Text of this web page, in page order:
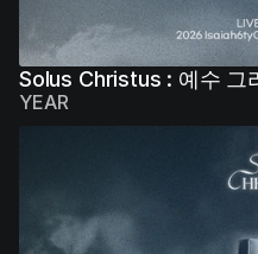
Solus Christus : 예수 그
YEAR